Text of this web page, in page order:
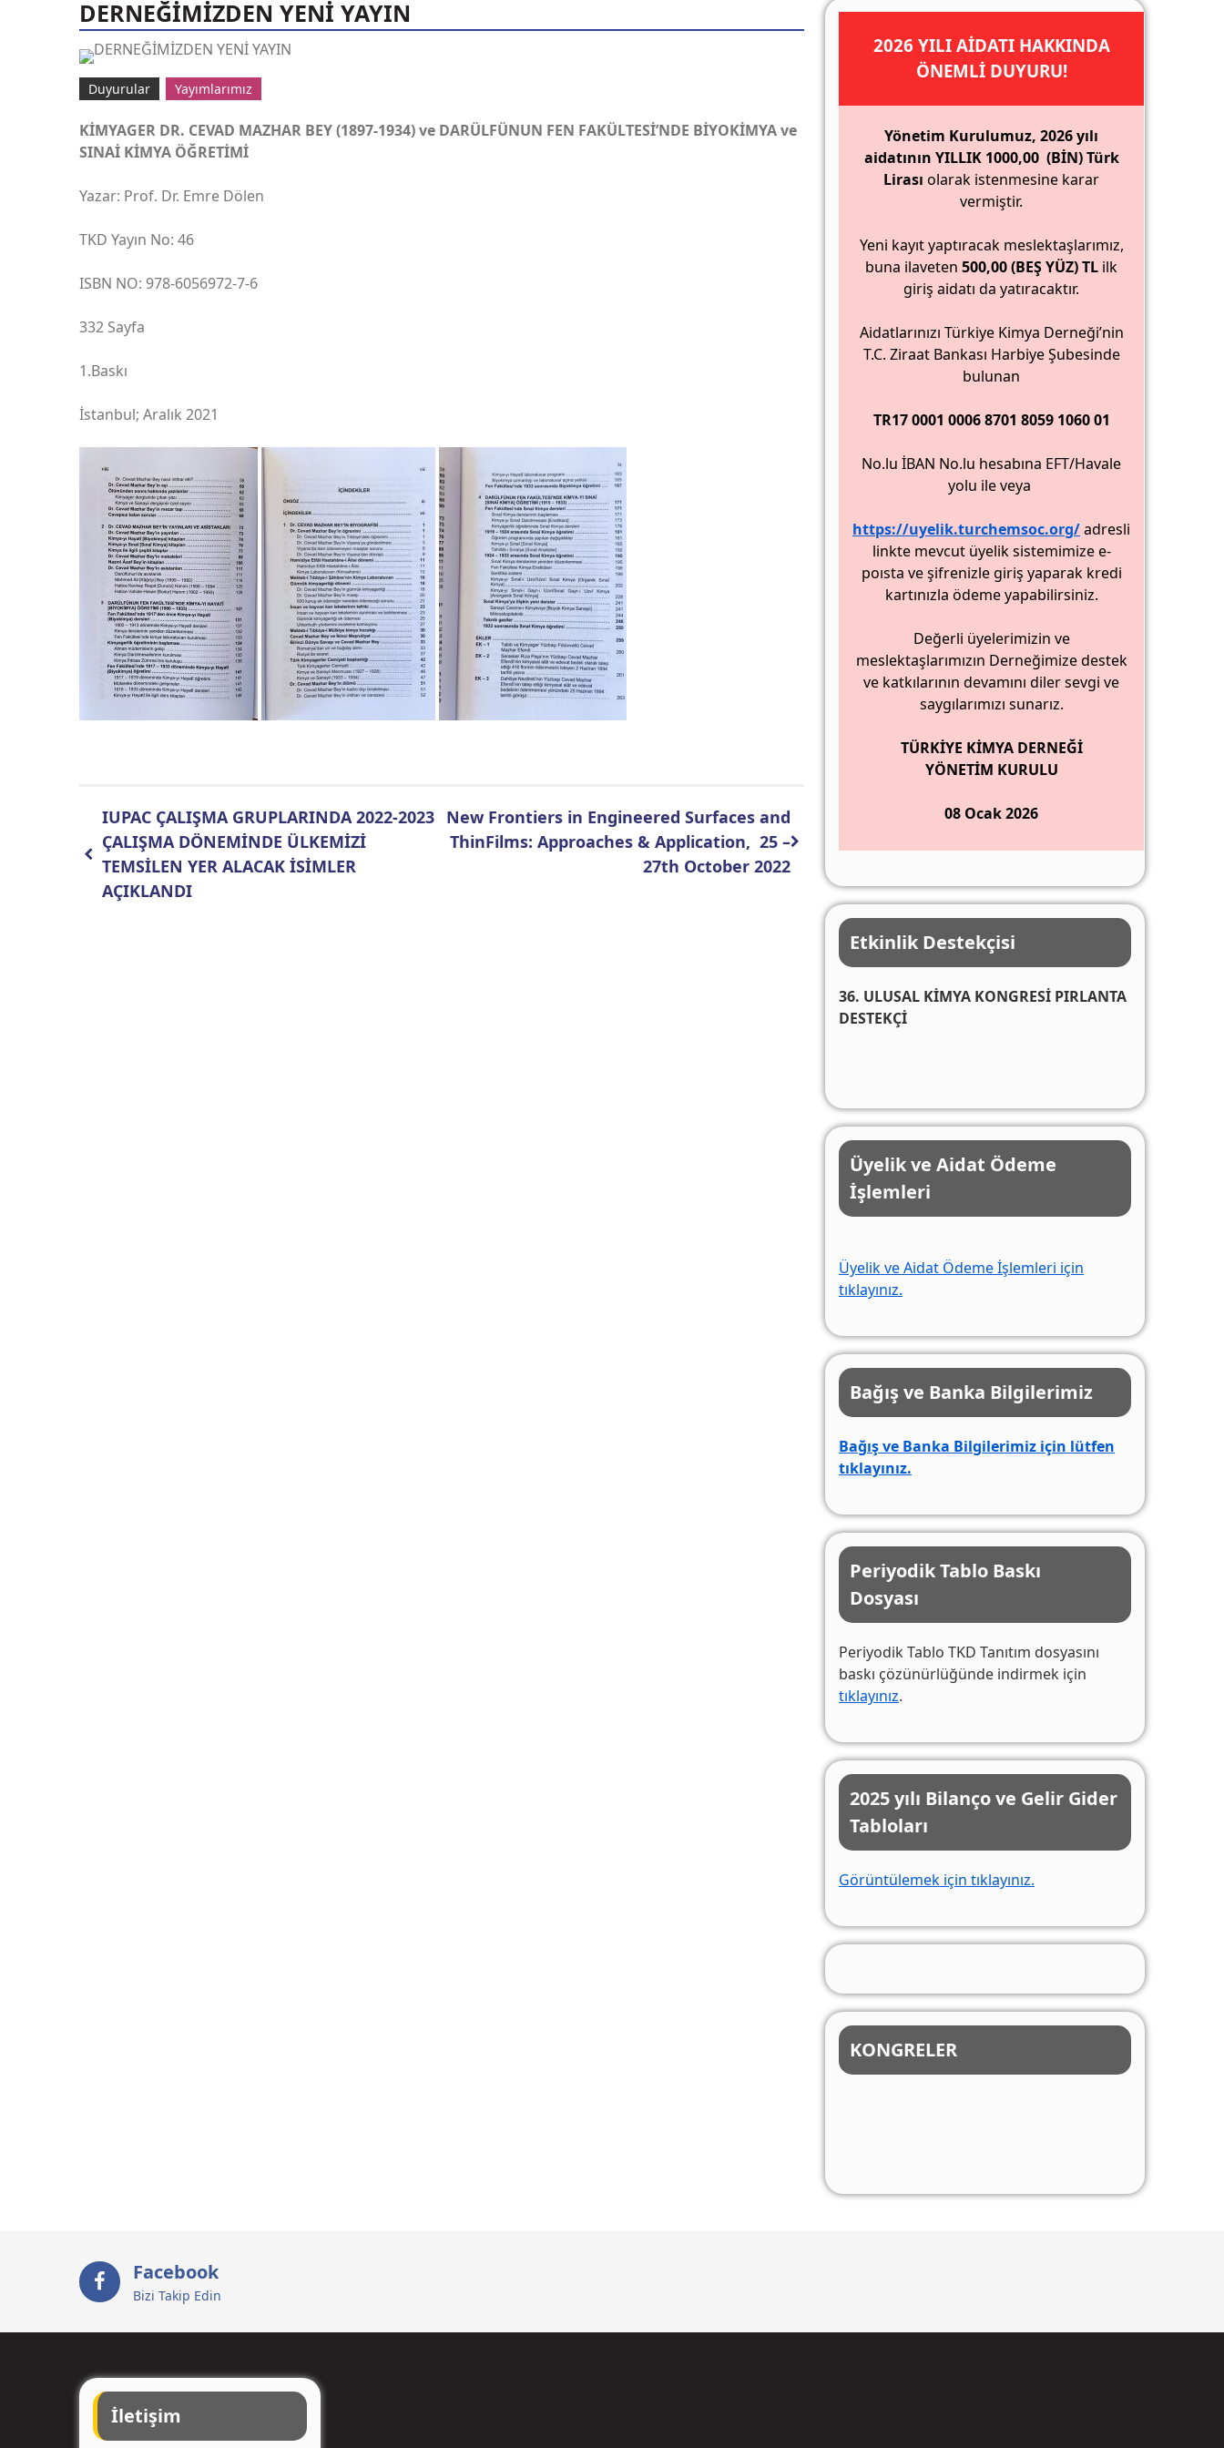
DERNEĞİMİZDEN YENİ YAYIN
Duyurular Yayımlarımız
KİMYAGER DR. CEVAD MAZHAR BEY (1897-1934) ve DARÜLFÜNUN FEN FAKÜLTESİ’NDE BİYOKİMYA ve
SINAİ KİMYA ÖĞRETİMİ
Yazar: Prof. Dr. Emre Dölen
TKD Yayın No: 46
ISBN NO: 978-6056972-7-6
332 Sayfa
1.Baskı
İstanbul; Aralık 2021
IUPAC ÇALIŞMA GRUPLARINDA 2022-2023
ÇALIŞMA DÖNEMİNDE ÜLKEMİZİ
TEMSİLEN YER ALACAK İSİMLER
AÇIKLANDI
New Frontiers in Engineered Surfaces and
ThinFilms: Approaches & Application, 25 –
27th October 2022
2026 YILI AİDATI HAKKINDA
ÖNEMLİ DUYURU!
Yönetim Kurulumuz, 2026 yılı
aidatının YILLIK 1000,00 (BİN) Türk
Lirası olarak istenmesine karar
vermiştir.
Yeni kayıt yaptıracak meslektaşlarımız,
buna ilaveten 500,00 (BEŞ YÜZ) TL ilk
giriş aidatı da yatıracaktır.
Aidatlarınızı Türkiye Kimya Derneği’nin
T.C. Ziraat Bankası Harbiye Şubesinde
bulunan
TR17 0001 0006 8701 8059 1060 01
No.lu İBAN No.lu hesabına EFT/Havale
yolu ile veya
https://uyelik.turchemsoc.org/adresli
linkte mevcut üyelik sistemimize e-
poısta ve şifrenizle giriş yaparak kredi
kartınızla ödeme yapabilirsiniz.
Değerli üyelerimizin ve
meslektaşlarımızın Derneğimize destek
ve katkılarının devamını diler sevgi ve
saygılarımızı sunarız.
TÜRKİYE KİMYA DERNEĞİ
YÖNETİM KURULU
08 Ocak 2026
Etkinlik Destekçisi
36. ULUSAL KİMYA KONGRESİ PIRLANTA
DESTEKÇİ
Üyelik ve Aidat Ödeme
İşlemleri
Üyelik ve Aidat Ödeme İşlemleri için
tıklayınız.
Bağış ve Banka Bilgilerimiz
Bağış ve Banka Bilgilerimiz için lütfen
tıklayınız.
Periyodik Tablo Baskı
Dosyası
Periyodik Tablo TKD Tanıtım dosyasını
baskı çözünürlüğünde indirmek için
tıklayınız.
2025 yılı Bilanço ve Gelir Gider
Tabloları
Görüntülemek için tıklayınız.
KONGRELER
Facebook
Bizi Takip Edin
İletişim